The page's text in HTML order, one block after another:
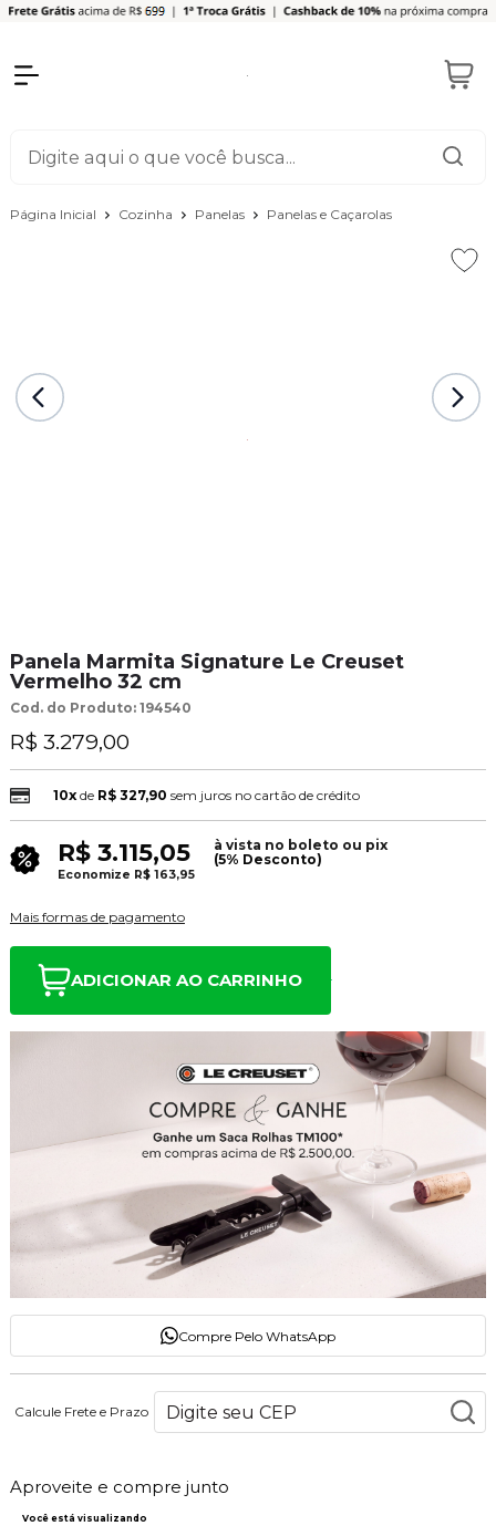
Página Inicial Cozinha Panelas Panelas e Caçarolas
Panela Marmita Signature Le Creuset
Vermelho 32 cm
Cod. do Produto: 194540
R$ 3.279,00
10xde R$ 327,90 sem juros no cartão de crédito
R$ 3.115,05
à vista no boleto ou pix
(5% Desconto)
Economize R$ 163,95
Mais formas de pagamento
ADICIONAR AO CARRINHO
Compre Pelo WhatsApp
Calcule Frete e Prazo
Aproveite e compre junto
Você está visualizando